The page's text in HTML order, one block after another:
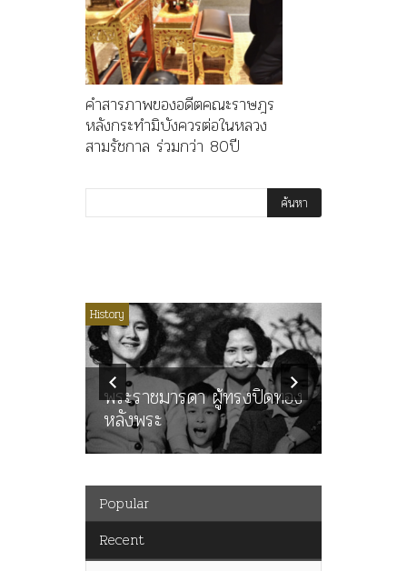
คำสารภาพของอดีตคณะราษฎร
หลังกระทำมิบังควรต่อในหลวง
สามรัชกาล ร่วมกว่า 80ปี
History
พระราชมารดา ผู้ทรงปิดทอง
หลังพระ
Popular
Recent